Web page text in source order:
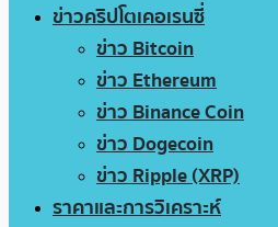
ข่าวคริปโตเคอเรนซี่
ข่าว Bitcoin
ข่าว Ethereum
ข่าว Binance Coin
ข่าว Dogecoin
ข่าว Ripple (XRP)
ราคาและการวิเคราะห์